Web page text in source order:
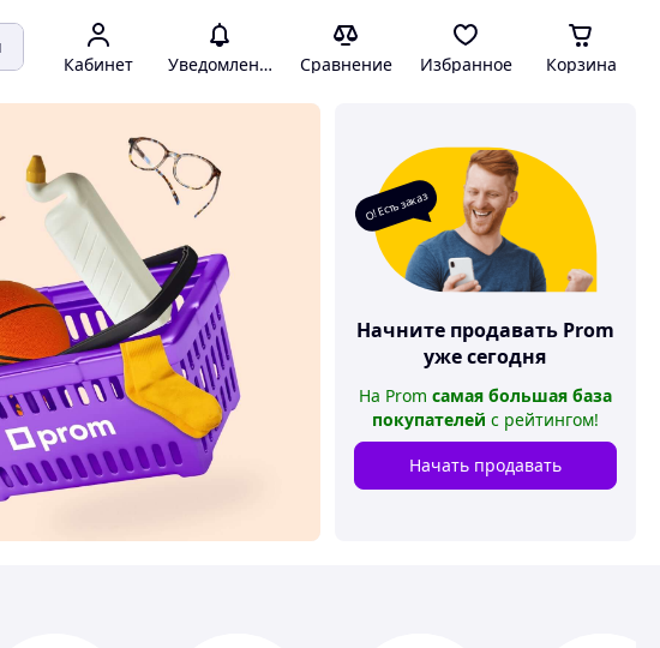
Кабинет Уведомления Сравнение Избранное Корзина
О! Есть заказ
Начните продавать Prom
уже сегодня
На Prom самая большая база
покупателей с рейтингом!
Начать продавать